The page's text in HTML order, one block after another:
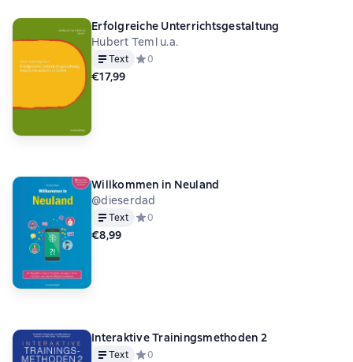
Erfolgreiche Unterrichtsgestaltung
Hubert Teml u.a.
Text Средний рейтинг 0 на основе 0 оценок
0
€17,99
Willkommen in Neuland
@dieserdad
Text Средний рейтинг 0 на основе 0 оценок
0
€8,99
Interaktive Trainingsmethoden 2
Text Средний рейтинг 0 на основе 0 оценок
0